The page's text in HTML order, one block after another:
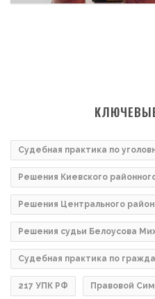
Судебная практика по
Решения Киевского
Решения Центрального
Решения судьи Белоусова
Судебная практика по
217 УПК РФ Правовой